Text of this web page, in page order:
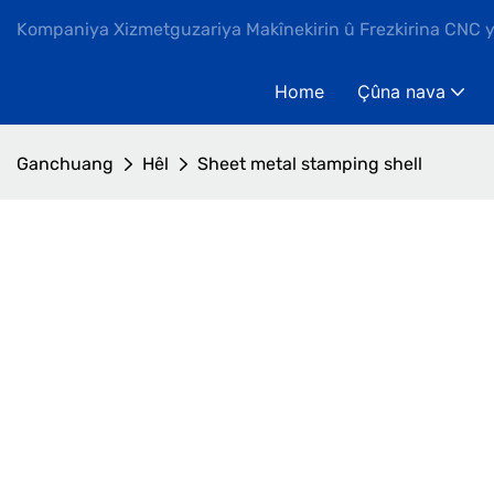
Kompaniya Xizmetguzariya Makînekirin û Frezkirina CNC
Home Çûna nava
Ganchuang Hêl Sheet metal stamping shell